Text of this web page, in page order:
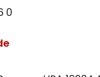
0